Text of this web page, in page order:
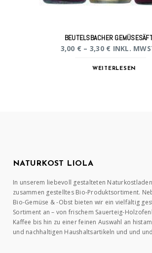
BEUTELSBACHER
3,00 € – 3,30 € INKL.
WEITERLESEN
NATURKOST LIOLA
In unserem liebevoll gestalteten
zusammen gestelltes Bio-Produktsortiment.
Bio-Gemüse & -Obst bieten wir ein vielfältig
Sortiment an – von frischem Sauerteig-
Kaffee bis hin zu einer feinen Auswahl an
und nachhaltigen Haushaltsartikeln und und